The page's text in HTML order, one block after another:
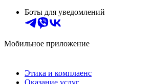
Боты для уведомлений
Мобильное приложение
Этика и комплаенс